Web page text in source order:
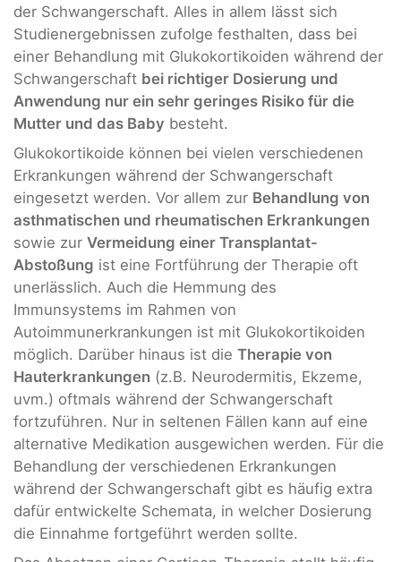
der Schwangerschaft. Alles in allem lässt sich
Studienergebnissen zufolge festhalten, dass bei
einer Behandlung mit Glukokortikoiden während der
Schwangerschaft bei richtiger Dosierung und
Anwendung nur ein sehr geringes Risiko für die
Mutter und das Baby besteht.
Glukokortikoide können bei vielen verschiedenen
Erkrankungen während der Schwangerschaft
eingesetzt werden. Vor allem zur Behandlung von
asthmatischen und rheumatischen Erkrankungen
sowie zur Vermeidung einer Transplantat-
Abstoßung ist eine Fortführung der Therapie oft
unerlässlich. Auch die Hemmung des
Immunsystems im Rahmen von
Autoimmunerkrankungen ist mit Glukokortikoiden
möglich. Darüber hinaus ist die Therapie von
Hauterkrankungen (z.B. Neurodermitis, Ekzeme,
uvm.) oftmals während der Schwangerschaft
fortzuführen. Nur in seltenen Fällen kann auf eine
alternative Medikation ausgewichen werden. Für die
Behandlung der verschiedenen Erkrankungen
während der Schwangerschaft gibt es häufig extra
dafür entwickelte Schemata, in welcher Dosierung
die Einnahme fortgeführt werden sollte.